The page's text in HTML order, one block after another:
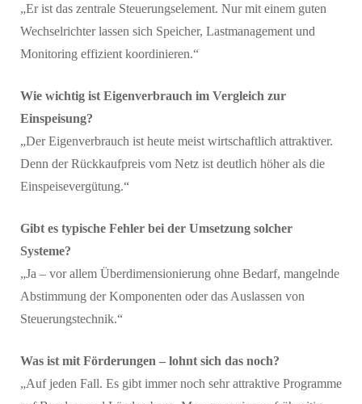
„Er ist das zentrale Steuerungselement. Nur mit einem guten
Wechselrichter lassen sich Speicher, Lastmanagement und
Monitoring effizient koordinieren.“
Wie wichtig ist Eigenverbrauch im Vergleich zur
Einspeisung?
„Der Eigenverbrauch ist heute meist wirtschaftlich attraktiver.
Denn der Rückkaufpreis vom Netz ist deutlich höher als die
Einspeisevergütung.“
Gibt es typische Fehler bei der Umsetzung solcher
Systeme?
„Ja – vor allem Überdimensionierung ohne Bedarf, mangelnde
Abstimmung der Komponenten oder das Auslassen von
Steuerungstechnik.“
Was ist mit Förderungen – lohnt sich das noch?
„Auf jeden Fall. Es gibt immer noch sehr attraktive Programme